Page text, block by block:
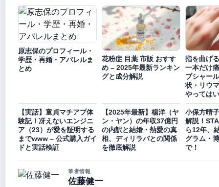
原志保のプロフィール・
学歴・再婚・アパレルま
とめ
花粉症 目薬 市販 おすす
め – 2025年最新ランキン
グと成分解説
指を曲げ
一本だけ
ブシャー
状・リウ
やっては
【実話】童貞マチアプ体
験記！冴えないエンジニ
ア（23）が愛を証明する
までwww – 公式購入ガイ
ドと実話検証
【2025年最新】楊洋（ヤ
ン・ヤン）の年収37億円
の内訳と結婚・熱愛の真
相、ディリラバとの関係
を徹底解説
小保方晴
解説！
ら12年、
グラム・
で！
筆者情報
佐藤健一